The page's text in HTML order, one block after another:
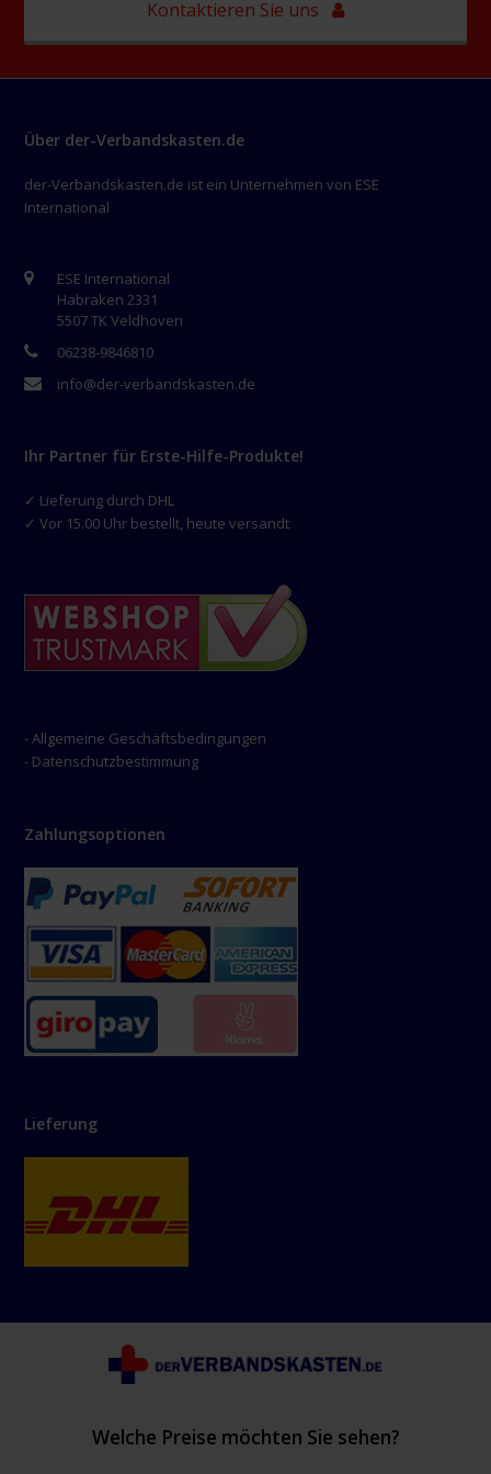
Kontaktieren Sie uns
Über der-Verbandskasten.de
der-Verbandskasten.de ist ein Unternehmen von ESE
International
ESE International
Habraken 2331
5507 TK Veldhoven
06238-9846810
info@der-verbandskasten.de
Ihr Partner für Erste-Hilfe-Produkte!
✓ Lieferung durch DHL
✓ Vor 15.00 Uhr bestellt, heute versandt
- Allgemeine Geschäftsbedingungen
- Datenschutzbestimmung
Zahlungsoptionen
Lieferung
Welche Preise möchten Sie sehen?